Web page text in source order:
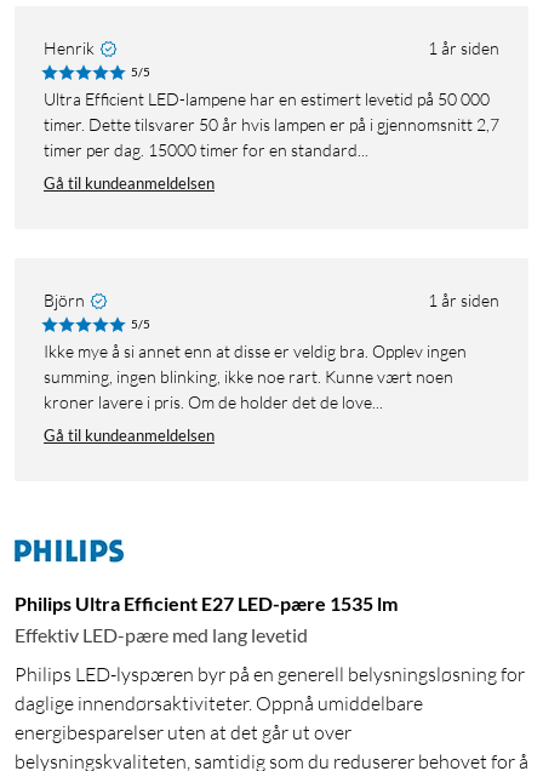
Henrik 1 år siden
5/5
Ultra Efficient LED-lampene har en estimert levetid på 50 000
timer. Dette tilsvarer 50 år hvis lampen er på i gjennomsnitt 2,7
timer per dag. 15000 timer for en standard...
Gå til kundeanmeldelsen
Björn 1 år siden
5/5
Ikke mye å si annet enn at disse er veldig bra. Opplev ingen
summing, ingen blinking, ikke noe rart. Kunne vært noen
kroner lavere i pris. Om de holder det de love...
Gå til kundeanmeldelsen
Philips Ultra Efficient E27 LED-pære 1535 lm
Effektiv LED-pære med lang levetid
Philips LED-lyspæren byr på en generell belysningsløsning for
daglige innendørsaktiviteter. Oppnå umiddelbare
energibesparelser uten at det går ut over
belysningskvaliteten, samtidig som du reduserer behovet for å